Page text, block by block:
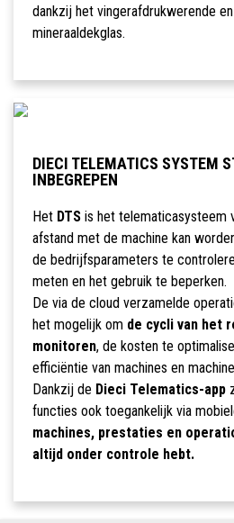
dankzij het vingerafdrukwerende
mineraaldekglas.
DIECI TELEMATICS SYSTEM
INBEGREPEN
Het DTSis het telematicasysteem
afstand met de machine kan
de bedrijfsparameters te
meten en het gebruik te beperken.
De via de cloud verzamelde
het mogelijk om de cycli van het
monitoren, de kosten te
efficiëntie van machines en
Dankzij de Dieci Telematics-app
functies ook toegankelijk via
machines, prestaties en
altijd onder controle hebt.